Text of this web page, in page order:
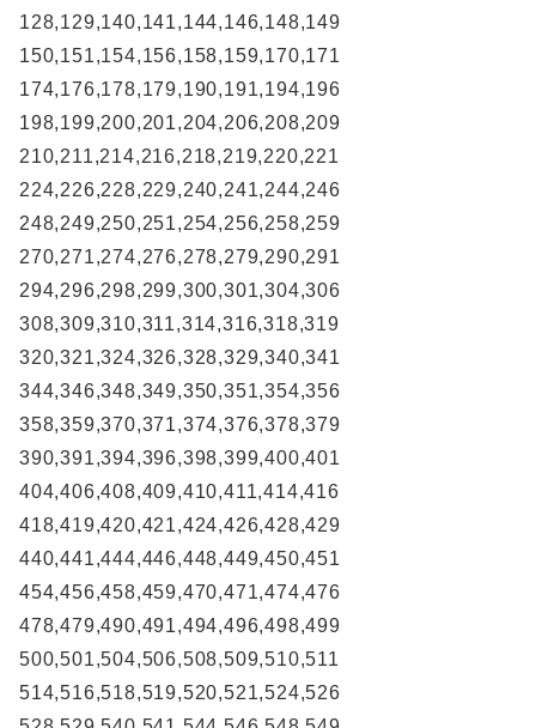
128,129,140,141,144,146,148,149
150,151,154,156,158,159,170,171
174,176,178,179,190,191,194,196
198,199,200,201,204,206,208,209
210,211,214,216,218,219,220,221
224,226,228,229,240,241,244,246
248,249,250,251,254,256,258,259
270,271,274,276,278,279,290,291
294,296,298,299,300,301,304,306
308,309,310,311,314,316,318,319
320,321,324,326,328,329,340,341
344,346,348,349,350,351,354,356
358,359,370,371,374,376,378,379
390,391,394,396,398,399,400,401
404,406,408,409,410,411,414,416
418,419,420,421,424,426,428,429
440,441,444,446,448,449,450,451
454,456,458,459,470,471,474,476
478,479,490,491,494,496,498,499
500,501,504,506,508,509,510,511
514,516,518,519,520,521,524,526